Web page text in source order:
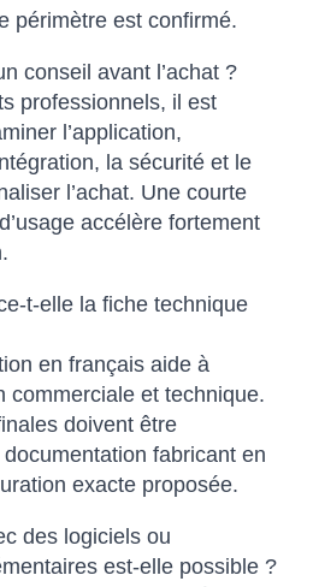
périmètre est confirmé.
conseil avant l’achat ?
professionnels, il est
l’application,
la sécurité et le
l’achat. Une courte
accélère fortement
t-elle la fiche technique
en français aide à
commerciale et technique.
doivent être
fabricant en
exacte proposée.
des logiciels ou
est-elle possible ?